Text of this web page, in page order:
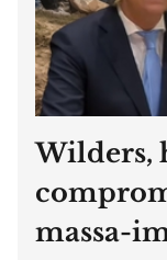
Wilders,
massa-